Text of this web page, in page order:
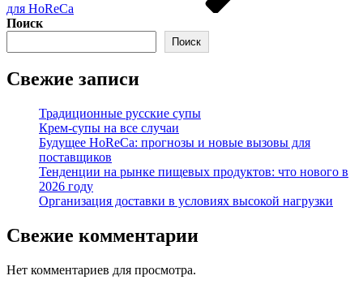
для HoReCa
Поиск
Поиск
Свежие записи
Традиционные русские супы
Крем-супы на все случаи
Будущее HoReCa: прогнозы и новые вызовы для
поставщиков
Тенденции на рынке пищевых продуктов: что нового в
2026 году
Организация доставки в условиях высокой нагрузки
Свежие комментарии
Нет комментариев для просмотра.